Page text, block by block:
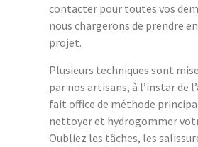
contacter pour toutes vos
nous chargerons de prendre
projet.
Plusieurs techniques sont
par nos artisans, à l’instar de
fait office de méthode
nettoyer et hydrogommer
Oubliez les tâches, les